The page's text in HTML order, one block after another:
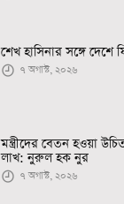
শেখ হাসিনার সঙ্গে দেশে
৭ অগাস্ট, ২০২৬
মন্ত্রীদের বেতন হওয়া
লাখ: নুরুল হক নুর
৭ অগাস্ট, ২০২৬